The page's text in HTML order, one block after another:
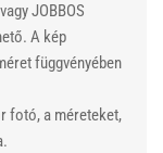
JOBBOS
A kép
függvényében
fotó, a méreteket,